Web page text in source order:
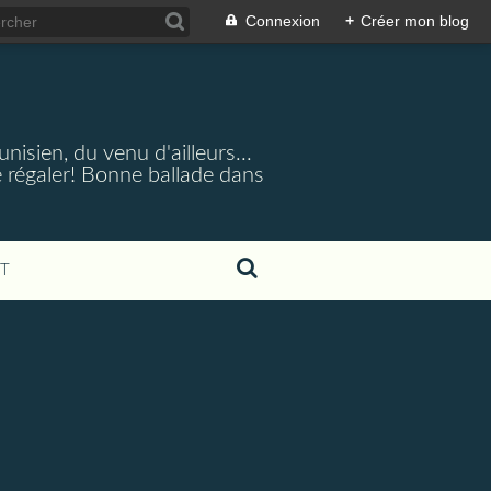
Connexion + Créer mon blog
du venu d'ailleurs...
Bonne ballade dans